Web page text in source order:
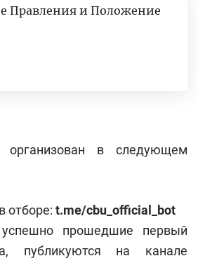
Правления и Положение
организован в следующем
отборе: t.me/cbu_official_bot
прошедшие первый
публикуются на канале